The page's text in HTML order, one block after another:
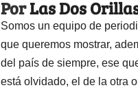
PorLas Dos
Somos un equipo de
que queremos mostrar,
del país de siempre, ese
está olvidado, el de la otra